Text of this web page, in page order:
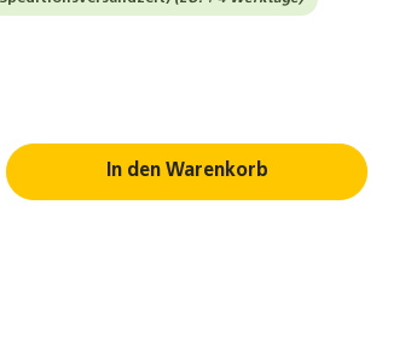
den gewünschten Wert
In den Warenkorb